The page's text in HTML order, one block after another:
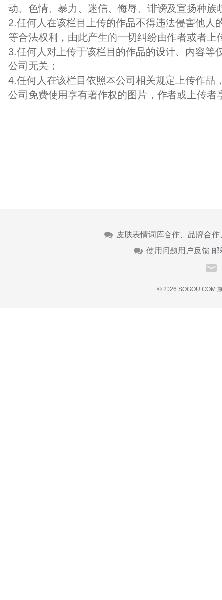
动、色情、暴力、迷信、侮辱、诽谤及宣扬种族
2.任何人在该栏目上传的作品不得违法侵害他人
等合法权利，由此产生的一切纠纷由作者或者上
3.任何人对上传于该栏目的作品的设计、内容等
公司无关；
4.任何人在该栏目依照本公司相关规定上传作品
公司免费使用享有著作权的图片，作者或上传者
皮肤表情词库合作、品牌合
使用问题用户反馈 邮
© 2026 SOGOU.COM